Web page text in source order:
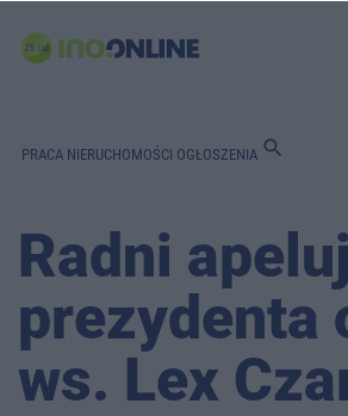
PRACA NIERUCHOMOŚCI OGŁOSZENIA search
Radni
prezydenta
ws. Lex